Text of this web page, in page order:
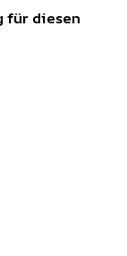
für diesen